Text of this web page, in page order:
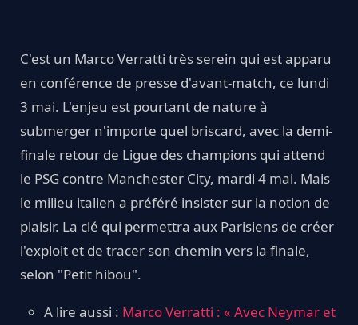
C'est un Marco Verratti très serein qui est apparu
en conférence de presse d'avant-match, ce lundi
3 mai. L'enjeu est pourtant de nature à
submerger n'importe quel briscard, avec la demi-
finale retour de Ligue des champions qui attend
le PSG contre Manchester City, mardi 4 mai. Mais
le milieu italien a préféré insister sur la notion de
plaisir. La clé qui permettra aux Parisiens de créer
l'exploit et de tracer son chemin vers la finale,
selon "Petit hibou".
A lire aussi : Marco Verratti : « Avec Neymar et